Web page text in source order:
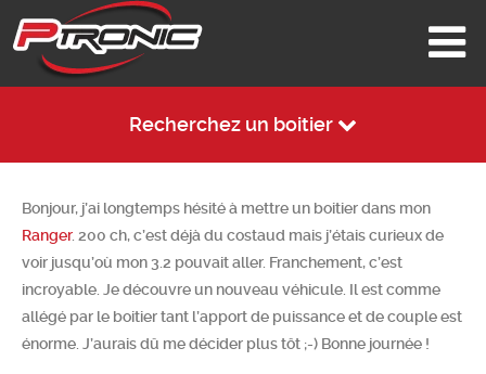
Recherchez un boitier
Bonjour, j’ai longtemps hésité à mettre un boitier dans mon
Ranger. 200 ch, c’est déjà du costaud mais j’étais curieux de
voir jusqu’où mon 3.2 pouvait aller. Franchement, c’est
incroyable. Je découvre un nouveau véhicule. Il est comme
allégé par le boitier tant l’apport de puissance et de couple est
énorme. J’aurais dû me décider plus tôt ;-) Bonne journée !